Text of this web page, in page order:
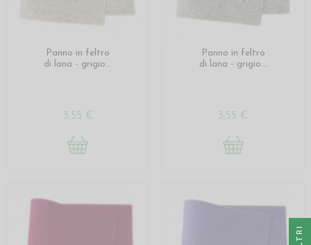
Panno in feltro
di lana - grigio...
3,55 €
Panno in feltro
di lana - grigio...
3,55 €